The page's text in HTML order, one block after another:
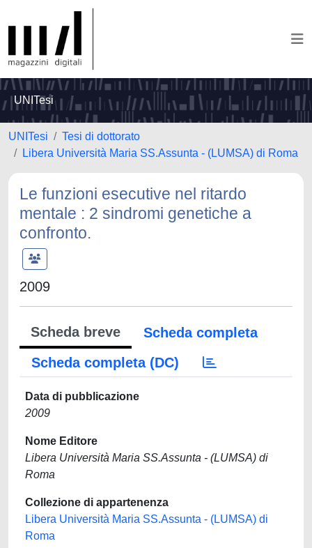
UNITesi
UNITesi
Tesi di dottorato
Libera Università Maria SS.Assunta - (LUMSA) di Roma
Le funzioni esecutive nel ritardo
mentale : 2 sindromi genetiche a
confronto.
2009
Scheda breve
Scheda completa
Scheda completa (DC)
Data di pubblicazione
2009
Nome Editore
Libera Università Maria SS.Assunta - (LUMSA) di
Roma
Collezione di appartenenza
Libera Università Maria SS.Assunta - (LUMSA) di
Roma